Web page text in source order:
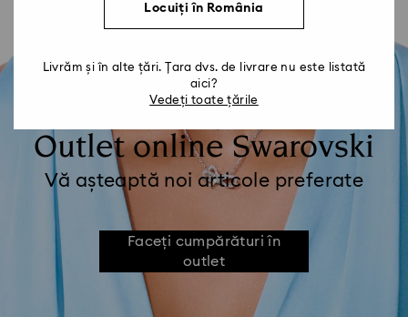
Outlet online Swarovski
Vă așteaptă noi articole preferate
Faceți cumpărături în
outlet
Locuiți în România
Livrăm și în alte țări. Țara dvs. de livrare nu este listată
aici?
Vedeți toate țările